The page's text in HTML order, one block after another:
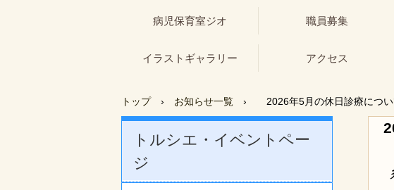
病児保育室ジオ 職員募集
イラストギャラリー アクセス
トップ › お知らせ一覧 › 2026年5月の休日診療につ
トルシエ・イベントペー
ジ